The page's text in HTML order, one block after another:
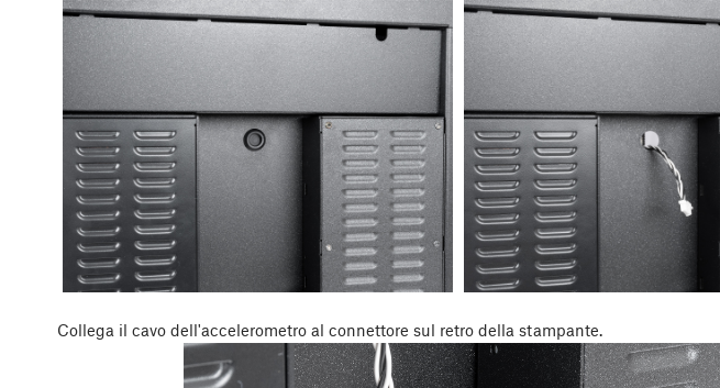
Collega il cavo dell'accelerometro al connettore sul retro della stampante.